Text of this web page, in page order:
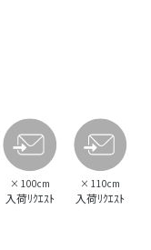
× 100cm
入荷ﾘｸｴｽﾄ
× 110cm
入荷ﾘｸｴｽﾄ